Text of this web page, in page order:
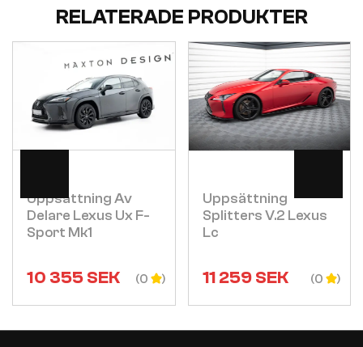
RELATERADE PRODUKTER
Uppsättning Av
Delare Lexus Ux F-
Sport Mk1
10 355SEK (0
Uppsättning
Splitters V.2 Lexus
Lc
11 259SEK (0